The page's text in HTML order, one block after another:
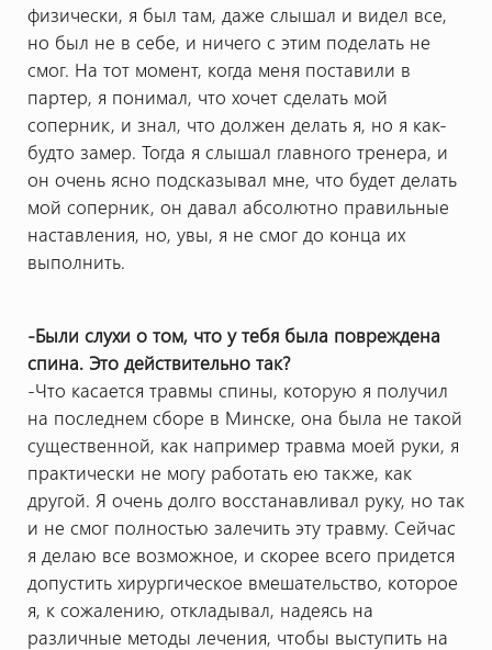
физически, я был там, даже слышал и видел все,
но был не в себе, и ничего с этим поделать не
смог. На тот момент, когда меня поставили в
партер, я понимал, что хочет сделать мой
соперник, и знал, что должен делать я, но я как-
будто замер. Тогда я слышал главного тренера, и
он очень ясно подсказывал мне, что будет делать
мой соперник, он давал абсолютно правильные
наставления, но, увы, я не смог до конца их
выполнить.
-Были слухи о том, что у тебя была повреждена
спина. Это действительно так?
-Что касается травмы спины, которую я получил
на последнем сборе в Минске, она была не такой
существенной, как например травма моей руки, я
практически не могу работать ею также, как
другой. Я очень долго восстанавливал руку, но так
и не смог полностью залечить эту травму. Сейчас
я делаю все возможное, и скорее всего придется
допустить хирургическое вмешательство, которое
я, к сожалению, откладывал, надеясь на
различные методы лечения, чтобы выступить на